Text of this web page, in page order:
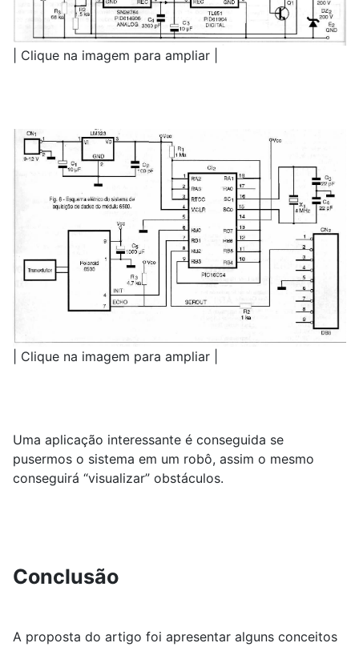
| Clique na imagem para ampliar |
| Clique na imagem para ampliar |
Uma aplicação interessante é conseguida se
pusermos o sistema em um robô, assim o mesmo
conseguirá “visualizar” obstáculos.
Conclusão
A proposta do artigo foi apresentar alguns conceitos